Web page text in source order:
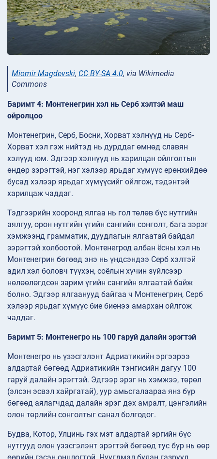
Miomir Magdevski, CC BY-SA 4.0, via Wikimedia
Commons
Баримт 4: Монтенегрин хэл нь Серб хэлтэй маш
ойролцоо
Монтенегрин, Серб, Босни, Хорват хэлнүүд нь Серб-
Хорват хэл гэж нийтэд нь дурддаг өмнөд славян
хэлүүд юм. Эдгээр хэлнүүд нь харилцан ойлголтын
өндөр зэрэгтэй, нэг хэлээр ярьдаг хүмүүс ерөнхийдөө
бусад хэлээр ярьдаг хүмүүсийг ойлгож, тэдэнтэй
харилцаж чаддаг.
Тэдгээрийн хооронд ялгаа нь гол төлөв бүс нутгийн
аялгуу, орон нутгийн үгийн сангийн сонголт, бага зэрэг
хэмжээнд грамматик, дуудлагын ялгаатай байдал
зэрэгтэй холбоотой. Монтенегрод албан ёсны хэл нь
Монтенегрин бөгөөд энэ нь үндсэндээ Серб хэлтэй
адил хэл боловч түүхэн, соёлын хүчин зүйлсээр
нөлөөлөгдсөн зарим үгийн сангийн ялгаатай байж
болно. Эдгээр ялгаанууд байгаа ч Монтенегрин, Серб
хэлээр ярьдаг хүмүүс бие биенээ амархан ойлгож
чаддаг.
Баримт 5: Монтенегро нь 100 гаруй далайн эрэгтэй
Монтенегро нь үзэсгэлэнт Адриатикийн эргээрээ
алдартай бөгөөд Адриатикийн тэнгисийн дагуу 100
гаруй далайн эрэгтэй. Эдгээр эрэг нь хэмжээ, төрөл
(элсэн эсвэл хайргатай), уур амьсгалаараа янз бүр
бөгөөд аялагчдад далайн эрэг дэх амралт, цэнгэлийн
олон төрлийн сонголтыг санал болгодог.
Будва, Котор, Улцинь гэх мэт алдартай эргийн бүс
нутгууд олон үзэсгэлэнт эрэгтэй бөгөөд тус бүр нь өөр